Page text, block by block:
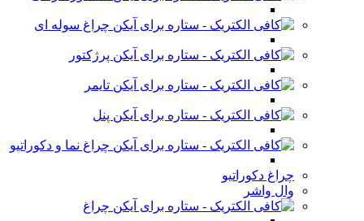
چراغ سوله ای
پرژکتور
تایمر
پنل
چراغ نما و دکوراتیو
چراغ دکوراتیو
وال واشر
چراغ